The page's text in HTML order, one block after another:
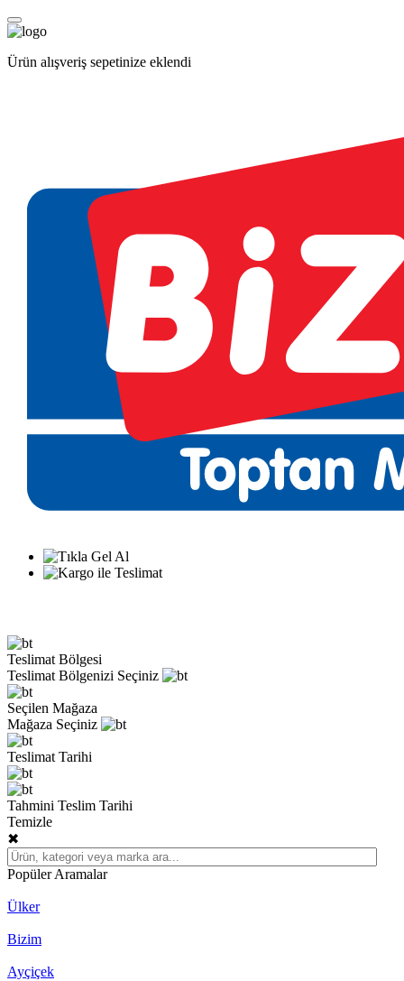
Ürün alışveriş sepetinize eklendi
Teslimat Bölgesi
Teslimat Bölgenizi Seçiniz
Seçilen Mağaza
Mağaza Seçiniz
Teslimat Tarihi
Tahmini Teslim Tarihi
Temizle
✖
Popüler Aramalar
Ülker
Bizim
Ayçiçek